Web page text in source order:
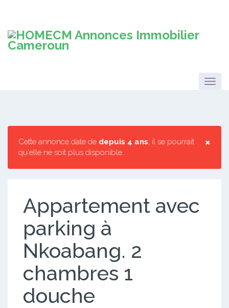
×
Cette annonce date de depuis 4 ans, il se pourrait
qu'elle ne soit plus disponible.
Appartement avec
parking à
Nkoabang. 2
chambres 1
douche